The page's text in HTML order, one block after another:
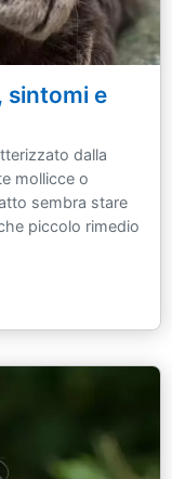
sintomi e
dalla
mollicce o
sembra stare
piccolo rimedio